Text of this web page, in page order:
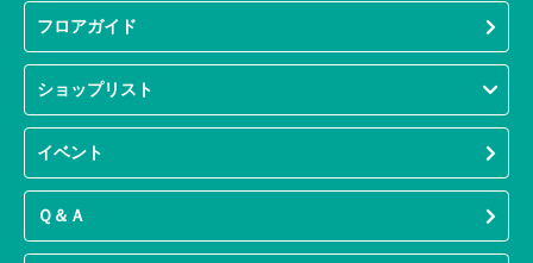
フロアガイド
ショップリスト
イベント
Ｑ＆Ａ